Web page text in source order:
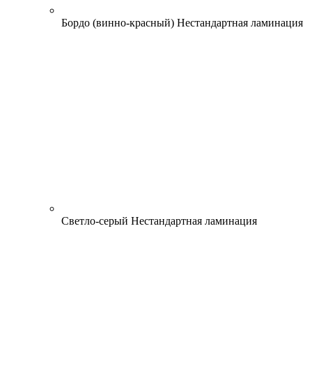
Бордо (винно-красный) Нестандартная ламинация
Светло-серый Нестандартная ламинация